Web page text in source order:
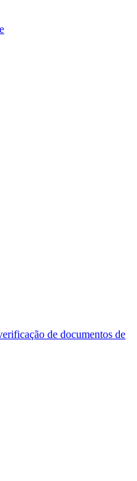
de documentos de